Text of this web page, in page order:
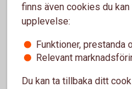
finns även cookies du
upplevelse:
Funktioner, prestanda
Relevant
Du kan ta tillbaka ditt